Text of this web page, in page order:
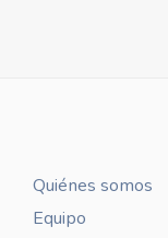
Quiénes somos
Equipo